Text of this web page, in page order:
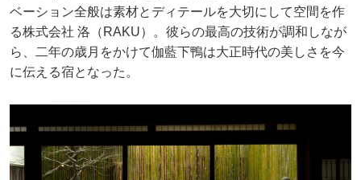
ベーション全般は素材とディテールを大切にして空間を作
る株式会社 洛（RAKU）。彼らの最高の技術が調和しなが
ら、二年の歳月をかけて伽藍下鴨は大正時代の美しさを今
に伝える宿となった。